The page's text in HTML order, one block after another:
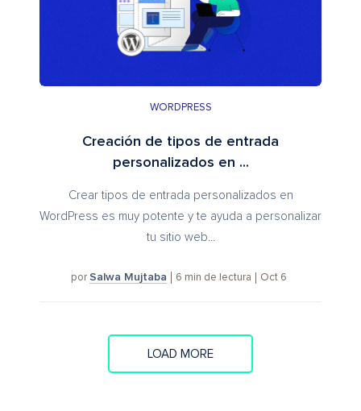
WORDPRESS
Creación de tipos de entrada
personalizados en ...
Crear tipos de entrada personalizados en
WordPress es muy potente y te ayuda a personalizar
tu sitio web...
por Salwa Mujtaba 6 min de lectura Oct 6
LOAD MORE